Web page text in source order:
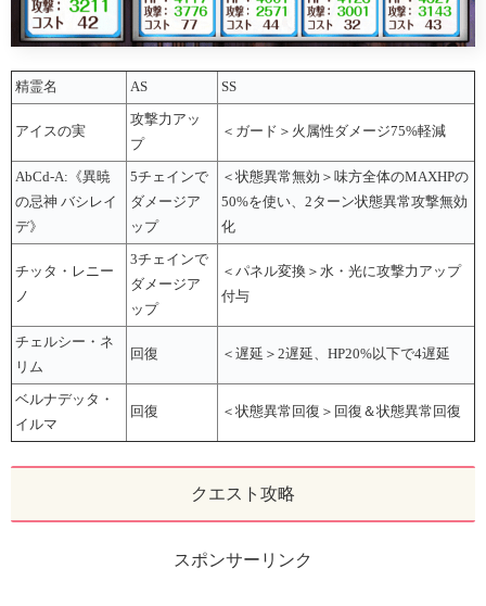
精霊名 AS SS
アイスの実
攻撃力アッ
プ
＜ガード＞火属性ダメージ75%軽減
AbCd-A:《異暁
の忌神 バシレイ
デ》
5チェインで
ダメージア
ップ
＜状態異常無効＞味方全体のMAXHPの
50%を使い、2ターン状態異常攻撃無効
化
チッタ・レニー
ノ
3チェインで
ダメージア
ップ
＜パネル変換＞水・光に攻撃力アップ
付与
チェルシー・ネ
リム
回復 ＜遅延＞2遅延、HP20%以下で4遅延
ベルナデッタ・
イルマ
回復 ＜状態異常回復＞回復＆状態異常回復
クエスト攻略
スポンサーリンク